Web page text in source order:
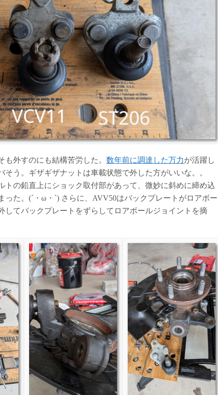
外すのにも結構苦労した。 数年前に調達した万力が活躍し
う。ギザギザナットは車載状態で外した方がいいな。。
の鉛直上にショック取付部があって、微妙に斜めに締め込
た。(´・ω・`) さらに、AVV50はバックプレートがロアボー
てバックプレートをずらしてロアボールジョイントを摘